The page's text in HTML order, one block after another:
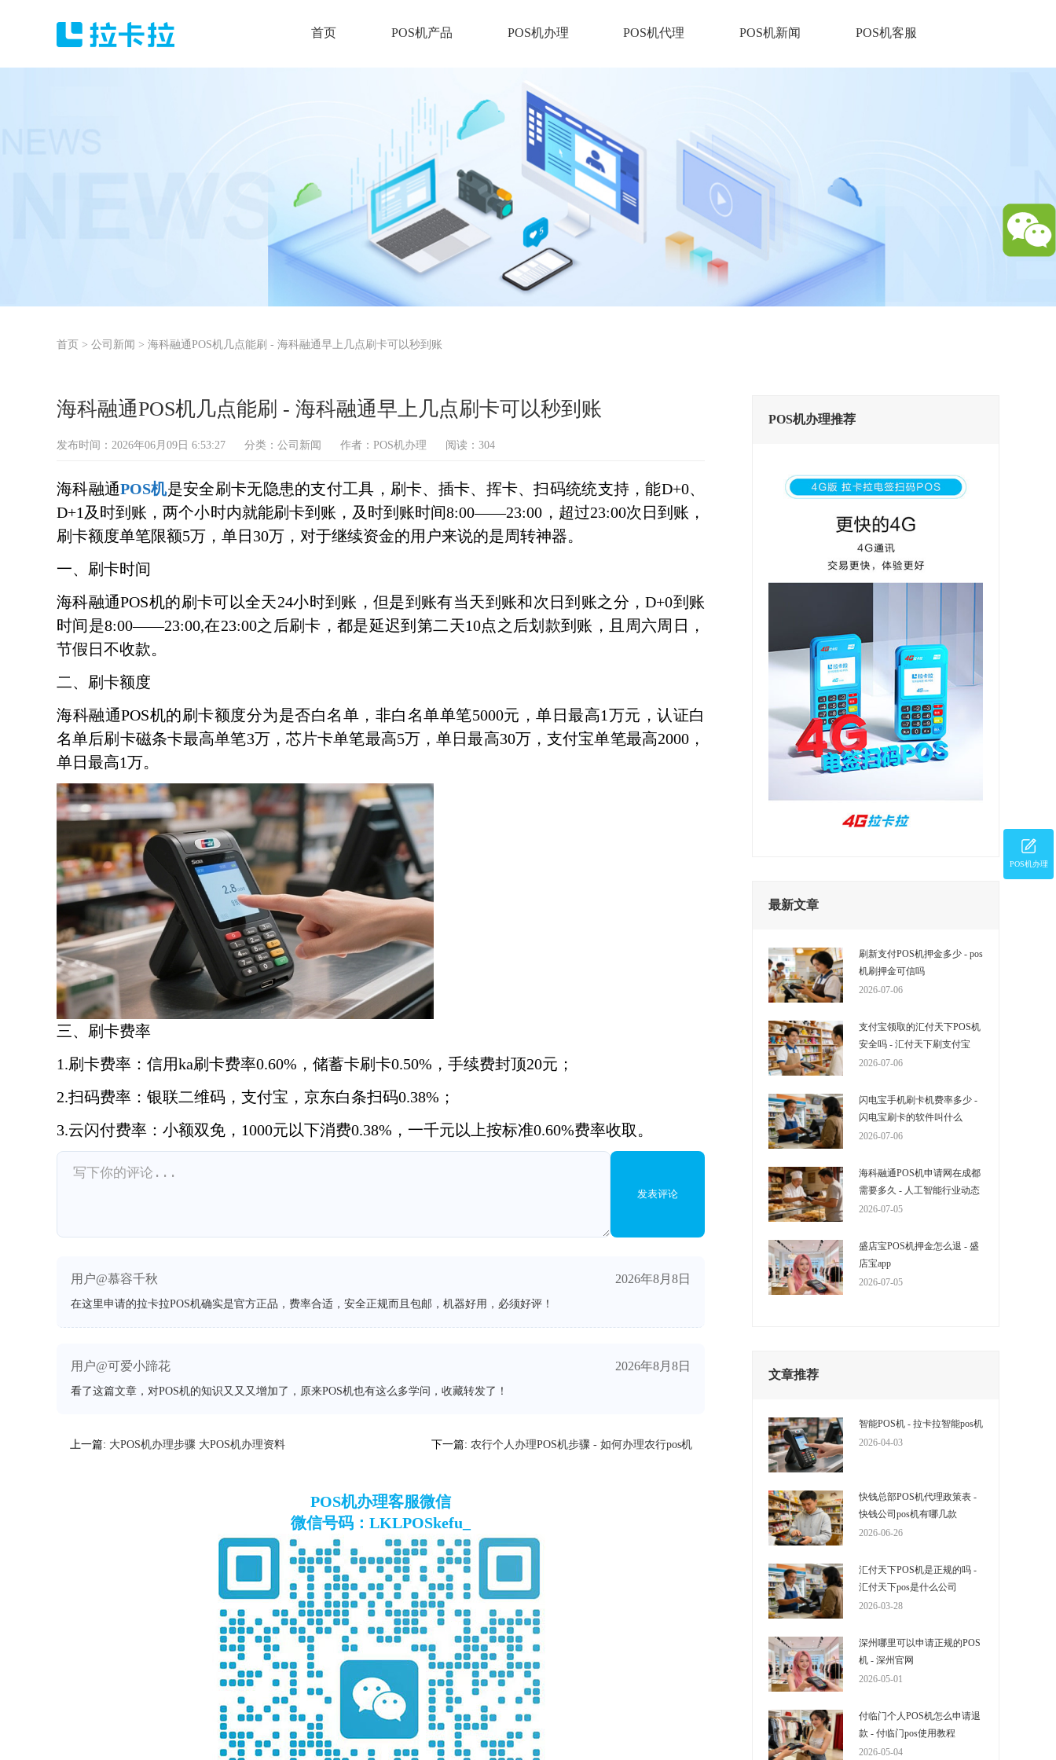
首页 POS机产品 POS机办理 POS机代理 POS机新闻 POS机客服
首页 > 公司新闻 > 海科融通POS机几点能刷 - 海科融通早上几点刷卡可以秒到账
海科融通POS机几点能刷 - 海科融通早上几点刷卡可以秒到账
发布时间：2026年06月09日 6:53:27 分类： 公司新闻 作者：POS机办理 阅读：304
海科融通POS机是安全刷卡无隐患的支付工具，刷卡、插卡、挥卡、扫码统统支持，能D+0、
D+1及时到账，两个小时内就能刷卡到账，及时到账时间8:00——23:00，超过23:00次日到账，
刷卡额度单笔限额5万，单日30万，对于继续资金的用户来说的是周转神器。
一、刷卡时间
海科融通POS机的刷卡可以全天24小时到账，但是到账有当天到账和次日到账之分，D+0到账
时间是8:00——23:00,在23:00之后刷卡，都是延迟到第二天10点之后划款到账，且周六周日，
节假日不收款。
二、刷卡额度
海科融通POS机的刷卡额度分为是否白名单，非白名单单笔5000元，单日最高1万元，认证白
名单后刷卡磁条卡最高单笔3万，芯片卡单笔最高5万，单日最高30万，支付宝单笔最高2000，
单日最高1万。
三、刷卡费率
1.刷卡费率：信用ka刷卡费率0.60%，储蓄卡刷卡0.50%，手续费封顶20元；
2.扫码费率：银联二维码，支付宝，京东白条扫码0.38%；
3.云闪付费率：小额双免，1000元以下消费0.38%，一千元以上按标准0.60%费率收取。
发表评论
用户@慕容千秋 2026年8月8日
在这里申请的拉卡拉POS机确实是官方正品，费率合适，安全正规而且包邮，机器好用，必须好评！
用户@可爱小蹄花 2026年8月8日
看了这篇文章，对POS机的知识又又又增加了，原来POS机也有这么多学问，收藏转发了！
上一篇: 大POS机办理步骤 大POS机办理资料 下一篇: 农行个人办理POS机步骤 - 如何办理农行pos机
POS机办理客服微信
微信号码：LKLPOSkefu_
POS机办理推荐
最新文章
刷新支付POS机押金多少 - pos
机刷押金可信吗
2026-07-06
支付宝领取的汇付天下POS机
安全吗 - 汇付天下刷支付宝
2026-07-06
闪电宝手机刷卡机费率多少 -
闪电宝刷卡的软件叫什么
2026-07-06
海科融通POS机申请网在成都
需要多久 - 人工智能行业动态
2026-07-05
盛店宝POS机押金怎么退 - 盛
店宝app
2026-07-05
文章推荐
智能POS机 - 拉卡拉智能pos机
2026-04-03
快钱总部POS机代理政策表 -
快钱公司pos机有哪几款
2026-06-26
汇付天下POS机是正规的吗 -
汇付天下pos是什么公司
2026-03-28
深州哪里可以申请正规的POS
机 - 深州官网
2026-05-01
付临门个人POS机怎么申请退
款 - 付临门pos使用教程
2026-05-04
POS机办理